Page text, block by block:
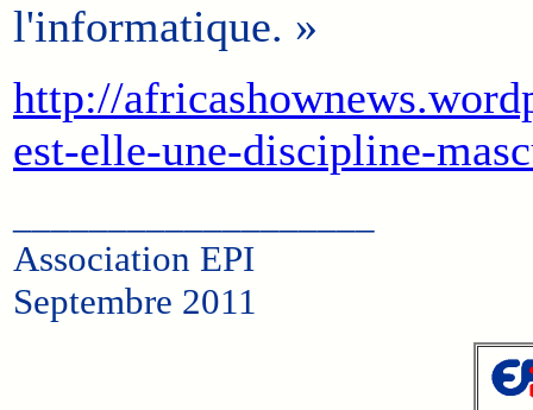
l'informatique. »
http://
est-elle-une-discipline-
Association EPI
Septembre 2011